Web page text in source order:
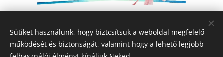
Sütiket használunk, hogy biztosítsuk a weboldal megfelelő
működését és biztonságát, valamint hogy a lehető legjobb